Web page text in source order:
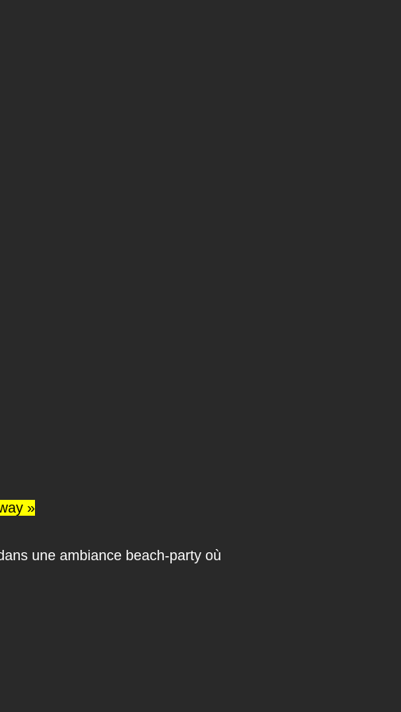
»
une ambiance beach-party où